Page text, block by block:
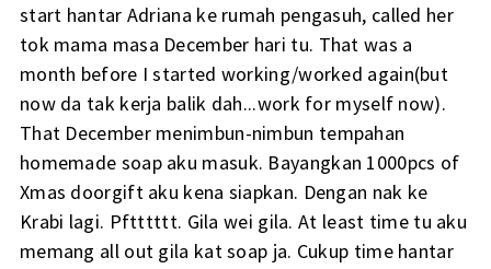
start hantar Adriana ke rumah pengasuh, called her
tok mama masa December hari tu. That was a
month before I started working/worked again(but
now da tak kerja balik dah...work for myself now).
That December menimbun-nimbun tempahan
homemade soap aku masuk. Bayangkan 1000pcs of
Xmas doorgift aku kena siapkan. Dengan nak ke
Krabi lagi. Pftttttt. Gila wei gila. At least time tu aku
memang all out gila kat soap ja. Cukup time hantar